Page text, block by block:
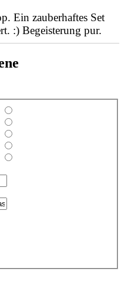
Ein zauberhaftes Set
:) Begeisterung pur.